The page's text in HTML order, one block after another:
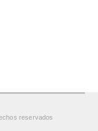
reservados